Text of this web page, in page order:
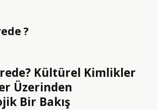
?
Kültürel Kimlikler
Üzerinden
Bir Bakış